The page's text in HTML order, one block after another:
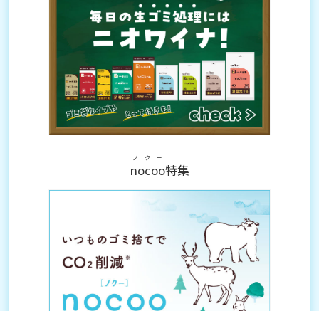
nocoo
ノクー
特集